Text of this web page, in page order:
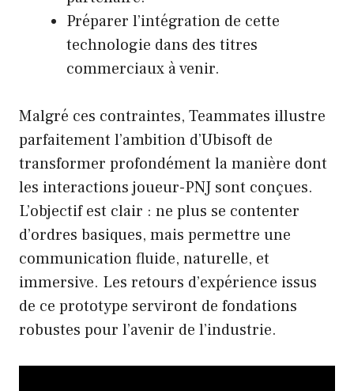
Préparer l’intégration de cette
technologie dans des titres
commerciaux à venir.
Malgré ces contraintes, Teammates illustre
parfaitement l’ambition d’Ubisoft de
transformer profondément la manière dont
les interactions joueur-PNJ sont conçues.
L’objectif est clair : ne plus se contenter
d’ordres basiques, mais permettre une
communication fluide, naturelle, et
immersive. Les retours d’expérience issus
de ce prototype serviront de fondations
robustes pour l’avenir de l’industrie.